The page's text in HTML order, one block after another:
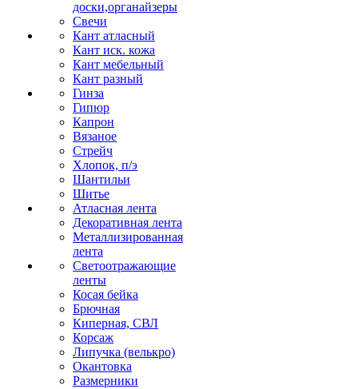
доски,органайзеры
Свечи
Кант атласный
Кант иск. кожа
Кант мебельный
Кант разный
Гинза
Гипюр
Капрон
Вязаное
Стрейч
Хлопок, п/э
Шантильи
Шитье
Атласная лента
Декоративная лента
Металлизированная
лента
Светоотражающие
ленты
Косая бейка
Брючная
Киперная, СВЛ
Корсаж
Липучка (велькро)
Окантовка
Размерники